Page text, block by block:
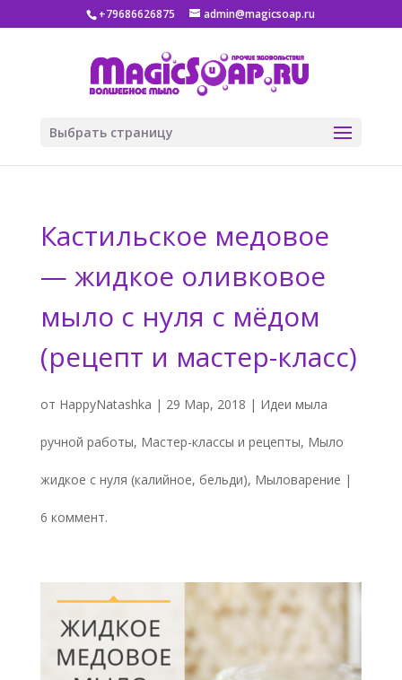
+79686626875 admin@magicsoap.ru
Выбрать страницу
Кастильское медовое
— жидкое оливковое
мыло с нуля с мёдом
(рецепт и мастер-класс)
от HappyNatashka | 29 Мар, 2018 | Идеи мыла
ручной работы, Мастер-классы и рецепты, Мыло
жидкое с нуля (калийное, бельди), Мыловарение |
6 коммент.